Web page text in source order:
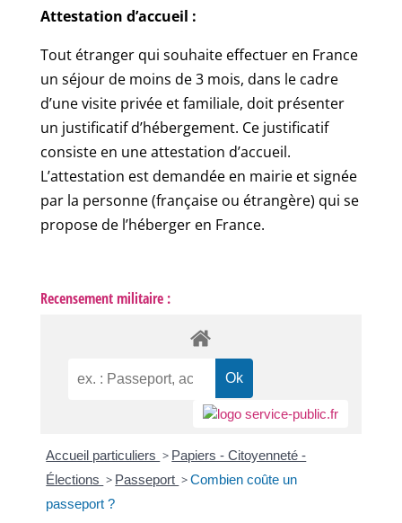
Attestation d’accueil :
Tout étranger qui souhaite effectuer en France
un séjour de moins de 3 mois, dans le cadre
d’une visite privée et familiale, doit présenter
un justificatif d’hébergement. Ce justificatif
consiste en une attestation d’accueil.
L’attestation est demandée en mairie et signée
par la personne (française ou étrangère) qui se
propose de l’héberger en France.
Recensement militaire :
Accueil particuliers > Papiers - Citoyenneté -
Élections > Passeport >Combien coûte un
passeport ?